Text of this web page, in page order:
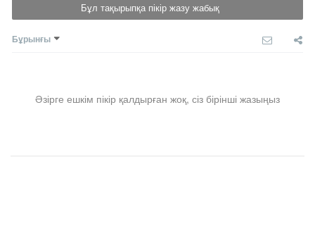
Бұл тақырыпқа пікір жазу жабық
Бұрынғы
Әзірге ешкім пікір қалдырған жоқ, сіз бірінші жазыңыз